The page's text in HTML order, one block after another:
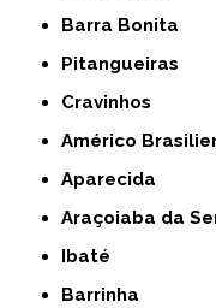
Barra Bonita
Pitangueiras
Cravinhos
Américo
Aparecida
Araçoiaba da
Ibaté
Barrinha